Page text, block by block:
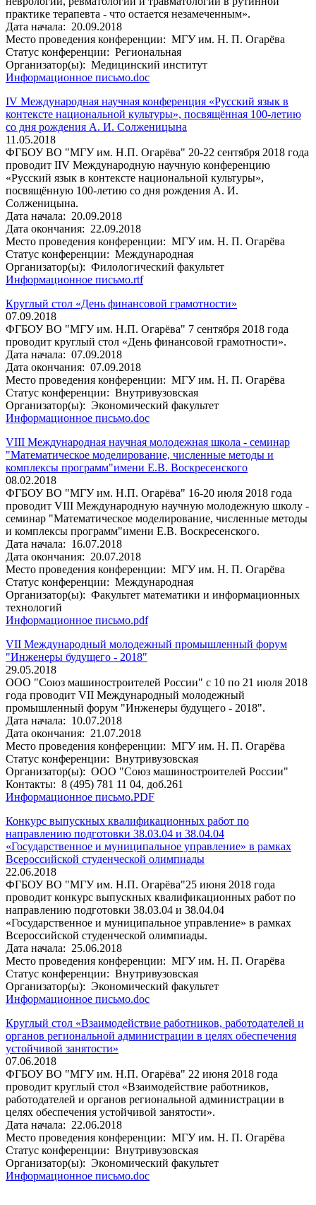
практике терапевта - что остается незамеченным».
Дата начала: 20.09.2018
Место проведения конференции: МГУ им. Н. П. Огарёва
Статус конференции: Региональная
Организатор(ы): Медицинский институт
Информационное письмо.doc
IV Международная научная конференция «Русский язык в
контексте национальной культуры», посвящённая 100-летию
со дня рождения А. И. Солженицына
11.05.2018
ФГБОУ ВО "МГУ им. Н.П. Огарёва" 20-22 сентября 2018 года
проводит IIV Международную научную конференцию
«Русский язык в контексте национальной культуры»,
посвящённую 100-летию со дня рождения А. И.
Солженицына.
Дата начала: 20.09.2018
Дата окончания: 22.09.2018
Место проведения конференции: МГУ им. Н. П. Огарёва
Статус конференции: Международная
Организатор(ы): Филологический факультет
Информационное письмо.rtf
Круглый стол «День финансовой грамотности»
07.09.2018
ФГБОУ ВО "МГУ им. Н.П. Огарёва" 7 сентября 2018 года
проводит круглый стол «День финансовой грамотности».
Дата начала: 07.09.2018
Дата окончания: 07.09.2018
Место проведения конференции: МГУ им. Н. П. Огарёва
Статус конференции: Внутривузовская
Организатор(ы): Экономический факультет
Информационное письмо.doc
VIII Международная научная молодежная школа - семинар
"Математическое моделирование, численные методы и
комплексы программ"имени Е.В. Воскресенского
08.02.2018
ФГБОУ ВО "МГУ им. Н.П. Огарёва" 16-20 июля 2018 года
проводит VIII Международную научную молодежную школу -
семинар "Математическое моделирование, численные методы
и комплексы программ"имени Е.В. Воскресенского.
Дата начала: 16.07.2018
Дата окончания: 20.07.2018
Место проведения конференции: МГУ им. Н. П. Огарёва
Статус конференции: Международная
Организатор(ы): Факультет математики и информационных
технологий
Информационное письмо.pdf
VII Международный молодежный промышленный форум
"Инженеры будущего - 2018"
29.05.2018
ООО "Союз машиностроителей России" с 10 по 21 июля 2018
года проводит VII Международный молодежный
промышленный форум "Инженеры будущего - 2018".
Дата начала: 10.07.2018
Дата окончания: 21.07.2018
Место проведения конференции: МГУ им. Н. П. Огарёва
Статус конференции: Внутривузовская
Организатор(ы): ООО "Союз машиностроителей России"
Контакты: 8 (495) 781 11 04, доб.261
Информационное письмо.PDF
Конкурс выпускных квалификационных работ по
направлению подготовки 38.03.04 и 38.04.04
«Государственное и муниципальное управление» в рамках
Всероссийской студенческой олимпиады
22.06.2018
ФГБОУ ВО "МГУ им. Н.П. Огарёва"25 июня 2018 года
проводит конкурс выпускных квалификационных работ по
направлению подготовки 38.03.04 и 38.04.04
«Государственное и муниципальное управление» в рамках
Всероссийской студенческой олимпиады.
Дата начала: 25.06.2018
Место проведения конференции: МГУ им. Н. П. Огарёва
Статус конференции: Внутривузовская
Организатор(ы): Экономический факультет
Информационное письмо.doc
Круглый стол «Взаимодействие работников, работодателей и
органов региональной администрации в целях обеспечения
устойчивой занятости»
07.06.2018
ФГБОУ ВО "МГУ им. Н.П. Огарёва" 22 июня 2018 года
проводит круглый стол «Взаимодействие работников,
работодателей и органов региональной администрации в
целях обеспечения устойчивой занятости».
Дата начала: 22.06.2018
Место проведения конференции: МГУ им. Н. П. Огарёва
Статус конференции: Внутривузовская
Организатор(ы): Экономический факультет
Информационное письмо.doc